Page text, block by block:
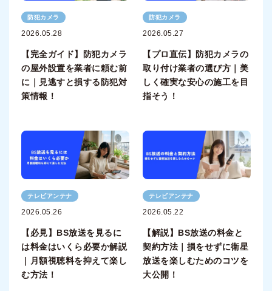
防犯カメラ
2026.05.28
【完全ガイド】防犯カメラ
の屋外設置を業者に頼む前
に｜見逃すと損する防犯対
策情報！
防犯カメラ
2026.05.27
【プロ直伝】防犯カメラの
取り付け業者の選び方｜美
しく確実な安心の施工を目
指そう！
テレビアンテナ
2026.05.26
【必見】BS放送を見るに
は料金はいくら必要か解説
｜月額視聴料を抑えて楽し
む方法！
テレビアンテナ
2026.05.22
【解説】BS放送の料金と
契約方法｜損をせずに衛星
放送を楽しむためのコツを
大公開！